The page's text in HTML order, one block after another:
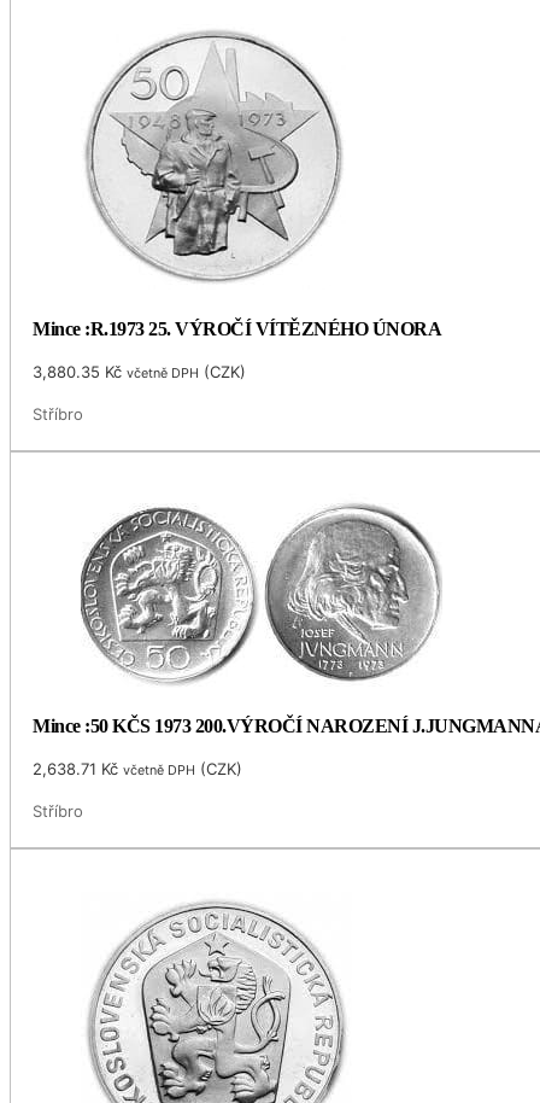
Mince :R.1973 25. VÝROČÍ VÍTĚZNÉHO ÚNORA
3,880.35 Kč včetně DPH (CZK)
Stříbro
Mince :50 KČS 1973 200.VÝROČÍ NAROZENÍ
2,638.71 Kč včetně DPH (CZK)
Stříbro